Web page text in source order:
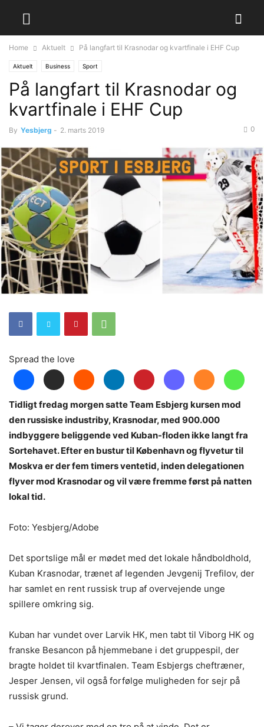
Home Aktuelt På langfart til Krasnodar og kvartfinale i EHF Cup
Aktuelt Business Sport
På langfart til Krasnodar og
kvartfinale i EHF Cup
By Yesbjerg - 2. marts 2019 0
Spread the love
Tidligt fredag morgen satte Team Esbjerg kursen mod
den russiske industriby, Krasnodar, med 900.000
indbyggere beliggende ved Kuban-floden ikke langt fra
Sortehavet. Efter en bustur til København og flyvetur til
Moskva er der fem timers ventetid, inden delegationen
flyver mod Krasnodar og vil være fremme først på natten
lokal tid.
Foto: Yesbjerg/Adobe
Det sportslige mål er mødet med det lokale håndboldhold,
Kuban Krasnodar, trænet af legenden Jevgenij Trefilov, der
har samlet en rent russisk trup af overvejende unge
spillere omkring sig.
Kuban har vundet over Larvik HK, men tabt til Viborg HK og
franske Besancon på hjemmebane i det gruppespil, der
bragte holdet til kvartfinalen. Team Esbjergs cheftræner,
Jesper Jensen, vil også forfølge muligheden for sejr på
russisk grund.